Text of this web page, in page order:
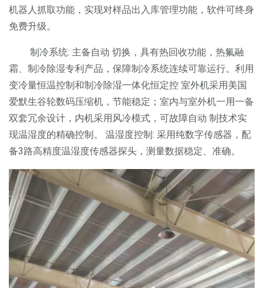
机器人抓取功能，实现对样品出入库管理功能，软件可终身
免费升级。
制冷系统: 主备自动 切换，具有热回收功能，热氟融
霜、制冷除湿专利产品，保障制冷系统连续可靠运行。利用
变冷量恒温控制和制冷除湿一体化恒定控 室外机采用美国
爱默生谷轮数码压缩机，节能稳定；室内与室外机一用一备
双套冗余设计，内机采用风冷模式，可故障自动 制技术实
现温湿度的精确控制。 温湿度控制: 采用纯数字传感器，配
备3路高精度温湿度传感器探头，测量数据稳定、准确。